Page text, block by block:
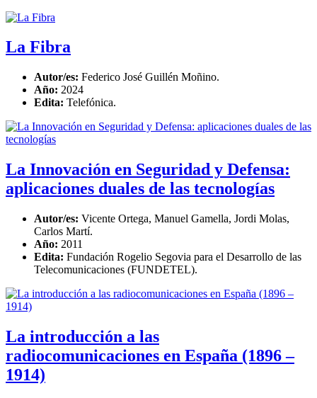
La Fibra
Autor/es: Federico José Guillén Moñino.
Año: 2024
Edita: Telefónica.
La Innovación en Seguridad y Defensa:
aplicaciones duales de las tecnologías
Autor/es: Vicente Ortega, Manuel Gamella, Jordi Molas,
Carlos Martí.
Año: 2011
Edita: Fundación Rogelio Segovia para el Desarrollo de las
Telecomunicaciones (FUNDETEL).
La introducción a las
radiocomunicaciones en España (1896 –
1914)